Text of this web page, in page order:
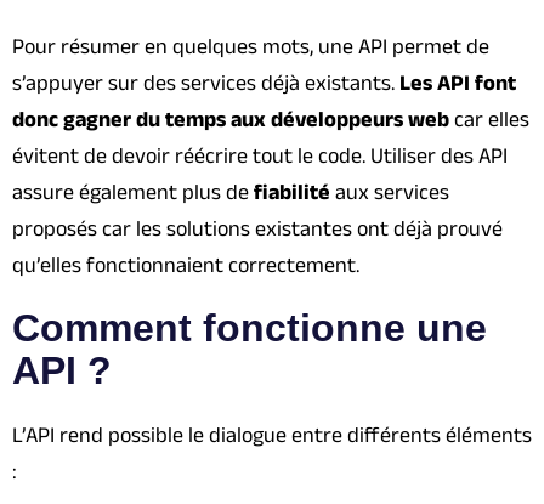
Pour résumer en quelques mots, une API permet de
s’appuyer sur des services déjà existants. Les API font
donc gagner du temps aux développeurs web car elles
évitent de devoir réécrire tout le code. Utiliser des API
assure également plus de fiabilité aux services
proposés car les solutions existantes ont déjà prouvé
qu’elles fonctionnaient correctement.
Comment fonctionne une
API ?
L’API rend possible le dialogue entre différents éléments
: